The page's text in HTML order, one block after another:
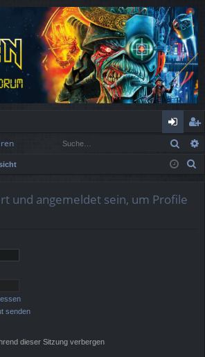
n
m
eg
ist
und angemeldet sein, um Profile
senden
dieser Sitzung verbergen